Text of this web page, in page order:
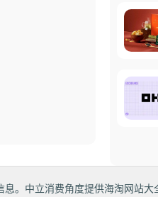
。中立消费角度提供海淘网站大